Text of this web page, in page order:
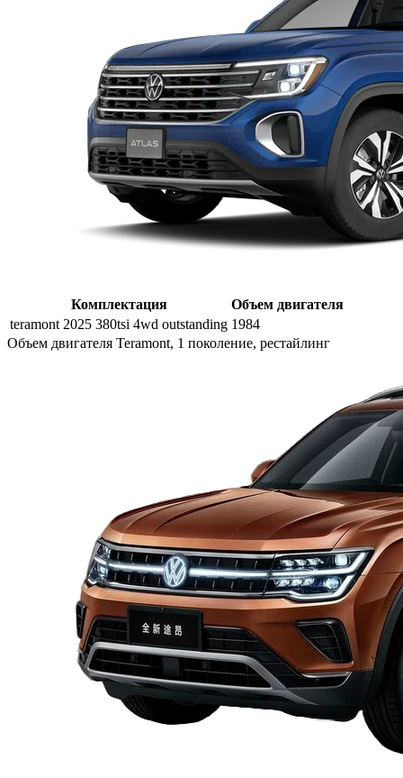
Комплектация
Объем двигателя
teramont 2025 380tsi 4wd outstanding 1984
Объем двигателя Teramont, 1 поколение, рестайлинг